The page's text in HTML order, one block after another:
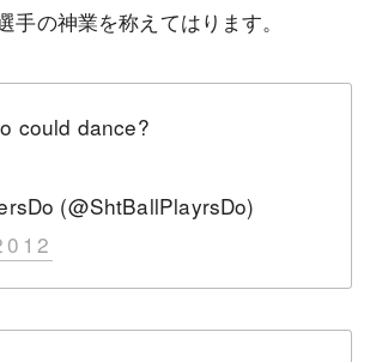
手の神業を称えてはります。
could dance?
(@ShtBallPlayrsDo)